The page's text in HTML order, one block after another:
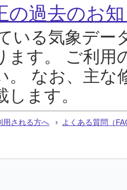
の過去のお
いる気象デー
ます。 ご利用
。 なお、主な
します。
用される方へ よくある質問（